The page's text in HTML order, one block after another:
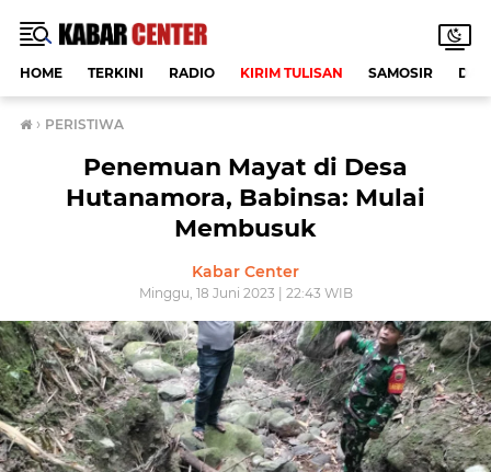
HOME TERKINI RADIO KIRIM TULISAN SAMOSIR
› PERISTIWA
Penemuan Mayat di Desa
Hutanamora, Babinsa: Mulai
Membusuk
Kabar Center
Minggu, 18 Juni 2023 | 22:43 WIB